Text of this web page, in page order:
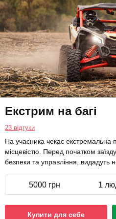
Екстрим на багі
23 відгуки
На учасника чекає екстремальна
місцевістю. Перед початком
безпеки та управління, видадуть
5000 грн 1
Купити для себе